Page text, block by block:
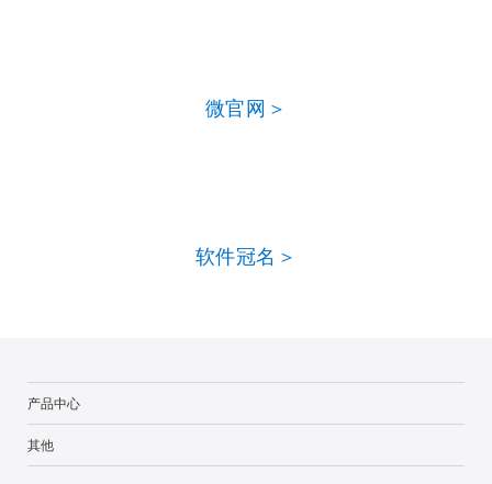
微官网＞
软件冠名＞
产品中心
其他